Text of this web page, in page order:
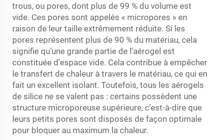
trous, ou pores, dont plus de 99 % du volume est
vide. Ces pores sont appelés « micropores » en
raison de leur taille extrêmement réduite. Si les
pores représentent plus de 90 % du matériau, cela
signifie qu’une grande partie de l’aérogel est
constituée d’espace vide. Cela contribue à empêcher
le transfert de chaleur à travers le matériau, ce qui en
fait un excellent isolant. Toutefois, tous les aérogels
de silice ne se valent pas : certains possèdent une
structure microporeuse supérieure, c’est-à-dire que
leurs petits pores sont disposés de façon optimale
pour bloquer au maximum la chaleur.